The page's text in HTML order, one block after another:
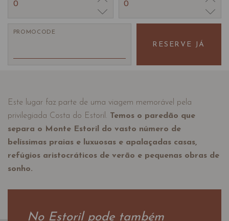
0 0
PROMOCODE
RESERVE JÁ
Este lugar faz parte de uma viagem memorável pela
privilegiada Costa do Estoril. Temos o paredão que
separa o Monte Estoril do vasto número de
belíssimas praias e luxuosas e apalaçadas casas,
refúgios aristocráticos de verão e pequenas obras de
sonho.
No Estoril pode também